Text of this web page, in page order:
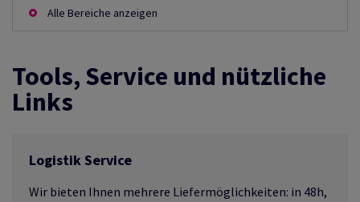
Alle Bereiche anzeigen
Tools, Service und nützliche
Links
Logistik Service
Wir bieten Ihnen mehrere Liefermöglichkeiten: in 48h,